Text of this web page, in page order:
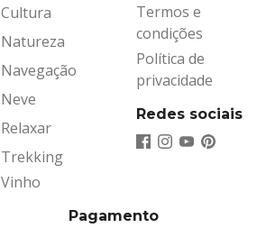
Cultura
Natureza
Navegação
Neve
Relaxar
Trekking
Vinho
Termos e
condições
Política de
privacidade
Redes sociais
Pagamento